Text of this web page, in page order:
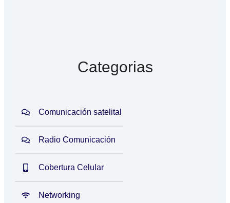
Categorias
Comunicación satelital
Radio Comunicación
Cobertura Celular
Networking